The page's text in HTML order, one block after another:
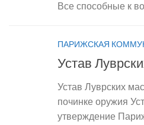
Все способные к
ПАРИЖСКАЯ
Устав
Устав Луврских
починке оружия
утверждение